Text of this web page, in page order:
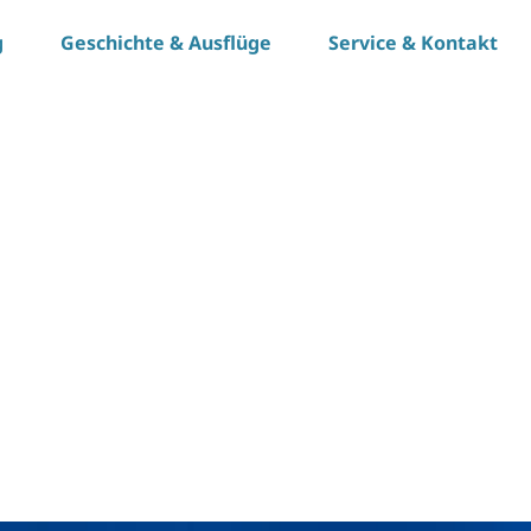
Geschichte & Ausflüge Service & Kontakt